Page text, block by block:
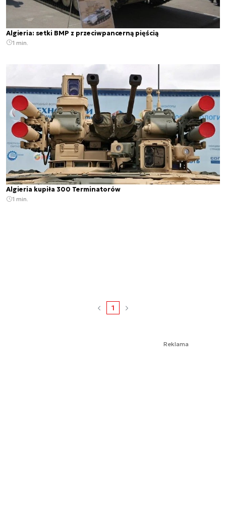
Algieria: setki BMP z przeciwpancerną pięścią
1 min.
Algieria kupiła 300 Terminatorów
1 min.
1
Reklama